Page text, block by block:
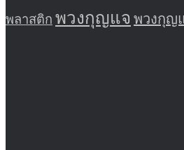
พลาสติก พวงกุญแจ พวงกุญ